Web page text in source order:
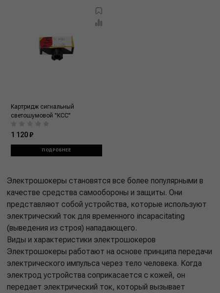
Картридж сигнальный
светошумовой "КСС"
1 120 ₽
ПОДРОБНЕЕ
Электрошокеры становятся все более популярными в
качестве средства самообороны и защиты. Они
представляют собой устройства, которые используют
электрический ток для временного incapacitating
(выведения из строя) нападающего.
Виды и характеристики электрошокеров
Электрошокеры работают на основе принципа передачи
электрического импульса через тело человека. Когда
электрод устройства соприкасается с кожей, он
передает электрический ток, который вызывает